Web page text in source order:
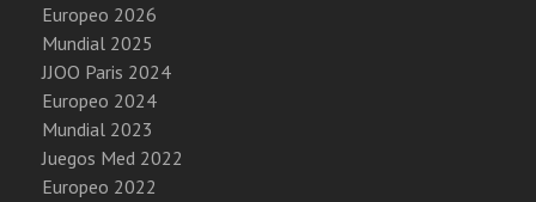
Europeo 2026
Mundial 2025
JJOO Paris 2024
Europeo 2024
Mundial 2023
Juegos Med 2022
Europeo 2022